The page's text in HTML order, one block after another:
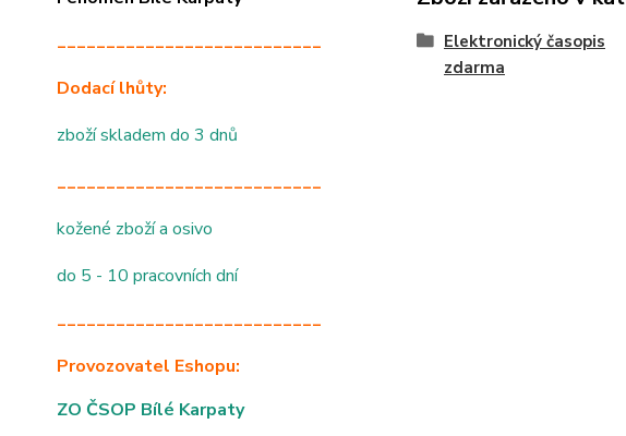
___________________________
Dodací lhůty:
zboží skladem do 3 dnů
___________________________
kožené zboží a osivo
do 5 - 10 pracovních dní
___________________________
Provozovatel Eshopu:
ZO ČSOP Bílé Karpaty
Elektronický časopis
zdarma